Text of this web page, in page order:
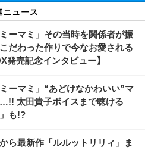
ニュース
ーマミ」その当時を関係者が振
だわった作りで今なお愛される
売記念インタビュー】
ーマミ」“あどけなかわいい”マ
太田貴子ボイスまで聴ける
も!?
ら最新作「ルルットリリィ」ま